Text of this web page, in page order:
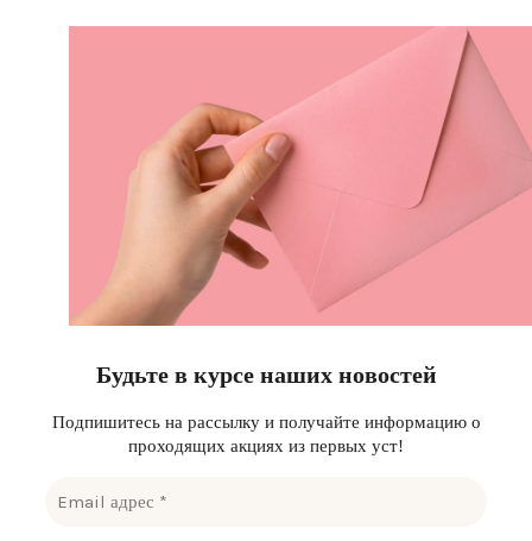
Будьте в курсе наших новостей
Подпишитесь на рассылку и получайте информацию о
проходящих акциях из первых уст!